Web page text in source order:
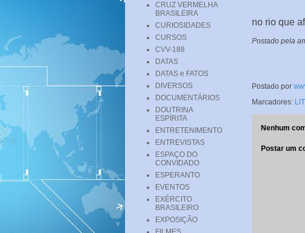
no rio que
Postado pela
Postado por
Marcadores:
Nenhum
Postar um
CRUZ VERMELHA
BRASILEIRA
CURIOSIDADES
CURSOS
CVV-188
DATAS
DATAS e FATOS
DIVERSOS
DOCUMENTÁRIOS
DOUTRINA
ESPÍRITA
ENTRETENIMENTO
ENTREVISTAS
ESPAÇO DO
CONVIDADO
ESPERANTO
EVENTOS
EXÉRCITO
BRASILEIRO
EXPOSIÇÃO